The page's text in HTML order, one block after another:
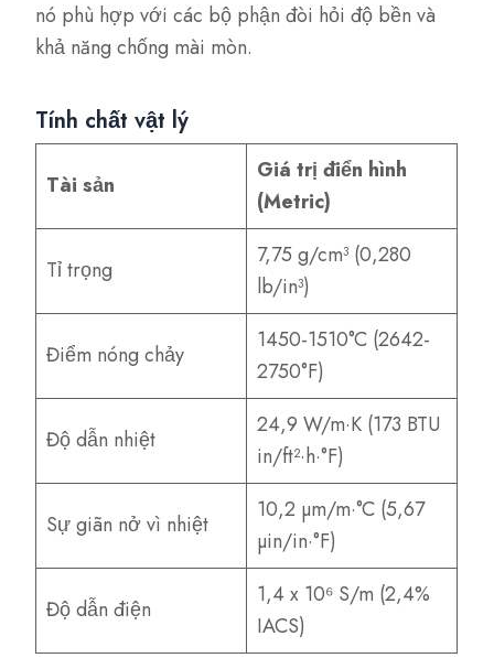
nó phù hợp với các bộ phận đòi hỏi độ bền và
khả năng chống mài mòn.
Tính chất vật lý
Tài sản
Giá trị điển hình
(Metric)
Tỉ trọng
7,75 g/cm³ (0,280
lb/in³)
Điểm nóng chảy
1450-1510°C (2642-
2750°F)
Độ dẫn nhiệt
24,9 W/m·K (173 BTU
in/ft²·h·°F)
Sự giãn nở vì nhiệt
10,2 µm/m·°C (5,67
µin/in·°F)
Độ dẫn điện
1,4 x 10⁶ S/m (2,4%
IACS)